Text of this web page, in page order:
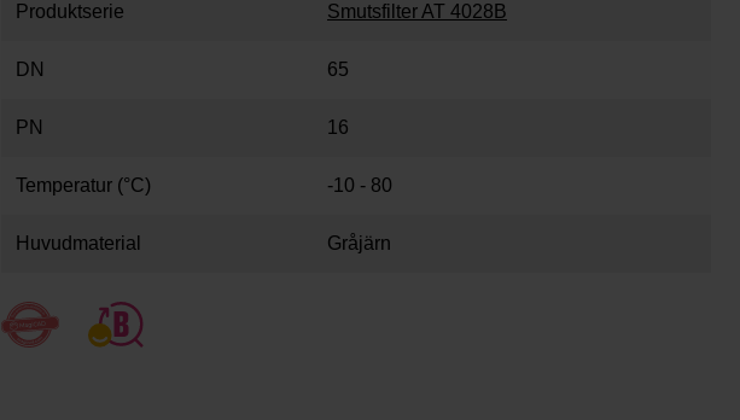
Produktserie Smutsfilter AT 4028B
DN 65
PN 16
Temperatur (°C) -10 - 80
Huvudmaterial Gråjärn